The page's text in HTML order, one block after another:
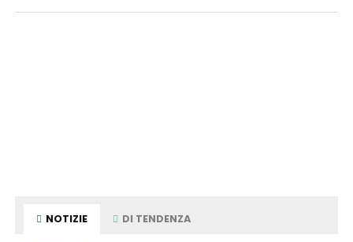
NOTIZIE DI TENDENZA